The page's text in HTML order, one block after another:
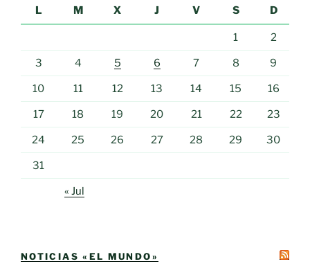
L
M X J V S D
1 2
3 4 5 6 7 8 9
10 11 12 13 14 15 16
17 18 19 20 21 22 23
24 25 26 27 28 29 30
31
« Jul
NOTICIAS «EL MUNDO»